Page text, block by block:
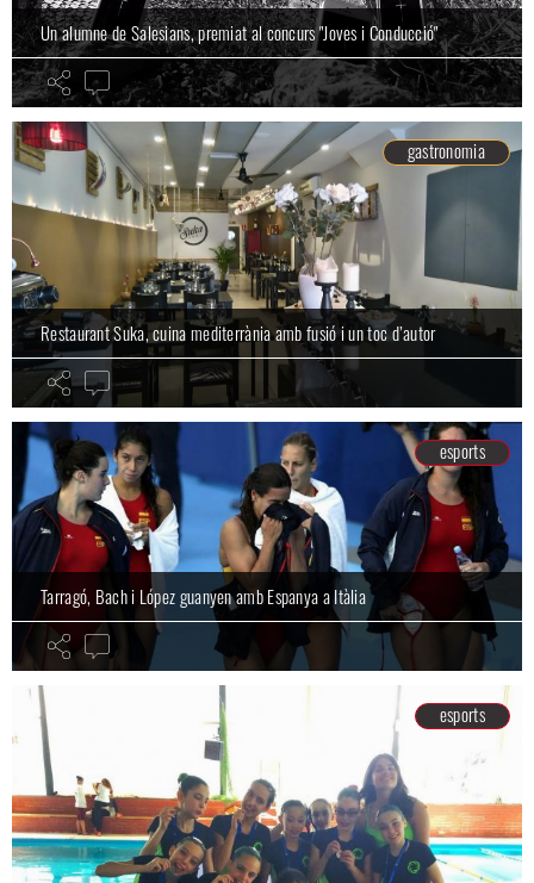
Un alumne de Salesians, premiat al concurs "Joves i Conducció"
gastronomia
Restaurant Suka, cuina mediterrània amb fusió i un toc d’autor
esports
Tarragó, Bach i López guanyen amb Espanya a Itàlia
esports